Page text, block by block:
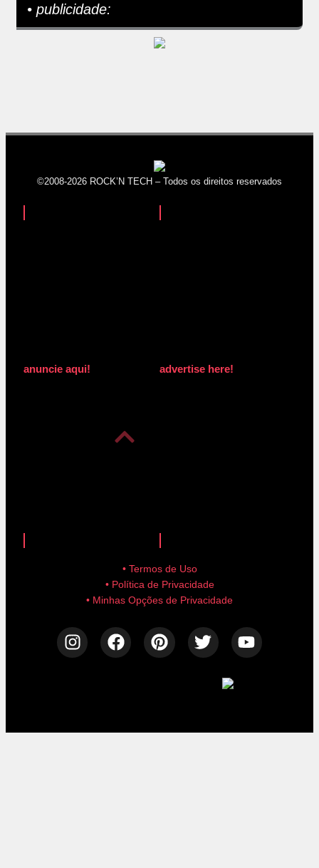
• publicidade:
©2008-2026 ROCK’N TECH – Todos os direitos reservados
anuncie aqui! advertise here!
• Termos de Uso
• Política de Privacidade
• Minhas Opções de Privacidade